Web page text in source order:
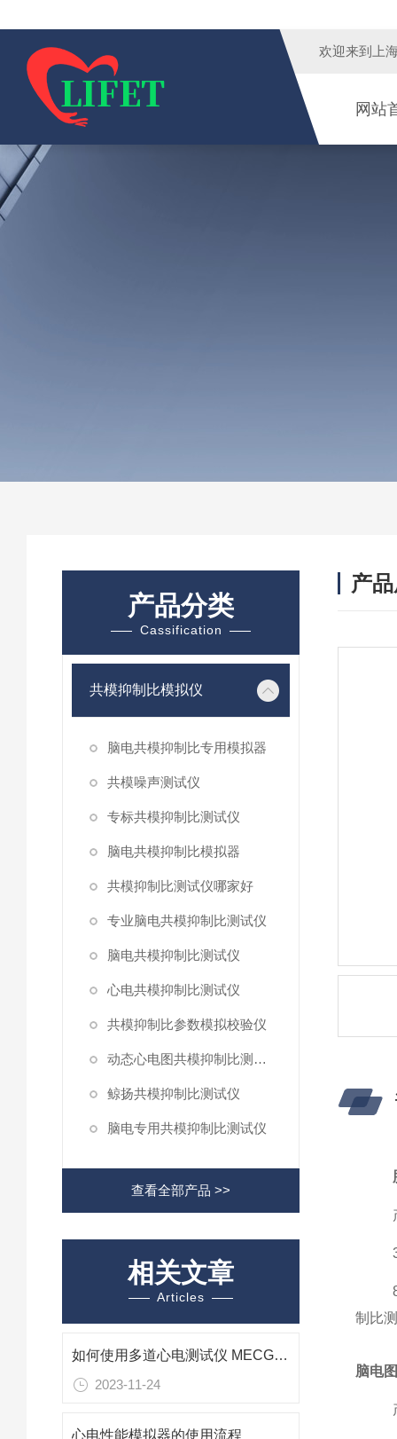
欢迎来到 上
网站
产品分类
Cassification
共模抑制比模拟仪
脑电共模抑制比专用模拟器
共模噪声测试仪
专标共模抑制比测试仪
脑电共模抑制比模拟器
共模抑制比测试仪哪家好
专业脑电共模抑制比测试仪
脑电共模抑制比测试仪
心电共模抑制比测试仪
共模抑制比参数模拟校验仪
动态心电图共模抑制比测试仪
鲸扬共模抑制比测试仪
脑电专用共模抑制比测试仪
查看全部产品 >>
相关文章
Articles
如何使用多道心电测试仪 MECG 2.0 来播放数据库中的胎儿和母亲的心电信号
2023-11-24
心电性能模拟器的使用流程
产
制比
脑电